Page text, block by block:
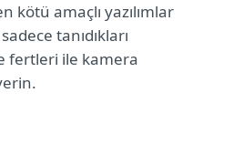
kötü amaçlı yazılımlar
tanıdıkları
fertleri ile kamera